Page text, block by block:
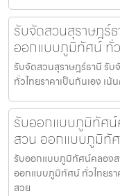
รับจัดสวนสุราษฎร์
ออกแบบภูมิทัศน์ ทั่
รับจัดสวนสุราษฎร์ธานี รั
ทั่วไทยราคาเป็นกันเอง เ
รับออกแบบภูมิทัศน์
สวน ออกแบบภูมิทั
รับออกแบบภูมิทัศน์คลอง
ออกแบบภูมิทัศน์ ทั่วไทยร
สวย